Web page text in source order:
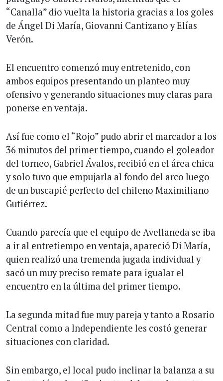
“Canalla” dio vuelta la historia gracias a los goles
de Ángel Di María, Giovanni Cantizano y Elías
Verón.
El encuentro comenzó muy entretenido, con
ambos equipos presentando un planteo muy
ofensivo y generando situaciones muy claras para
ponerse en ventaja.
Así fue como el “Rojo” pudo abrir el marcador a los
36 minutos del primer tiempo, cuando el goleador
del torneo, Gabriel Ávalos, recibió en el área chica
y solo tuvo que empujarla al fondo del arco luego
de un buscapié perfecto del chileno Maximiliano
Gutiérrez.
Cuando parecía que el equipo de Avellaneda se iba
a ir al entretiempo en ventaja, apareció Di María,
quien realizó una tremenda jugada individual y
sacó un muy preciso remate para igualar el
encuentro en la última del primer tiempo.
La segunda mitad fue muy pareja y tanto a Rosario
Central como a Independiente les costó generar
situaciones con claridad.
Sin embargo, el local pudo inclinar la balanza a su